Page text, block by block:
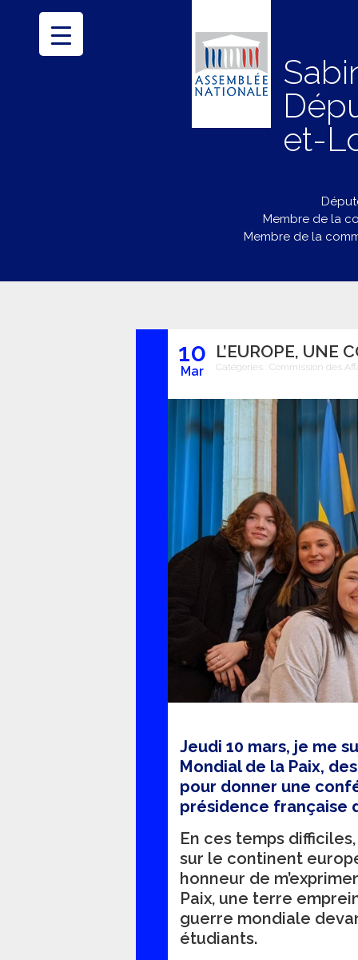
et-
Membre de la
Membre de la
10
Mar
L’EUROPE, UNE
Catégories : Commission des
Jeudi 10 mars, je me
Mondial de la Paix,
pour donner une
présidence française
En ces temps
sur le continent
honneur de
Paix, une terre
guerre mondiale
étudiants.